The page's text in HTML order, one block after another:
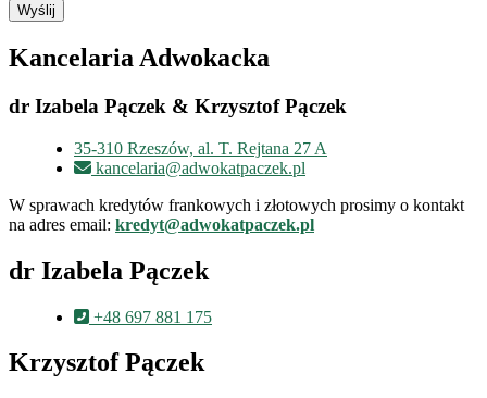
Wyślij
Kancelaria Adwokacka
dr Izabela Pączek & Krzysztof Pączek
35-310 Rzeszów, al. T. Rejtana 27 A
kancelaria@adwokatpaczek.pl
W sprawach kredytów frankowych i złotowych prosimy o kontakt
na adres email: kredyt@adwokatpaczek.pl
dr Izabela Pączek
+48 697 881 175
Krzysztof Pączek